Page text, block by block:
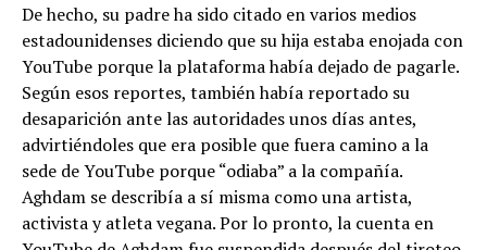
De hecho, su padre ha sido citado en varios medios
estadounidenses diciendo que su hija estaba enojada con
YouTube porque la plataforma había dejado de pagarle.
Según esos reportes, también había reportado su
desaparición ante las autoridades unos días antes,
advirtiéndoles que era posible que fuera camino a la
sede de YouTube porque “odiaba” a la compañía.
Aghdam se describía a sí misma como una artista,
activista y atleta vegana. Por lo pronto, la cuenta en